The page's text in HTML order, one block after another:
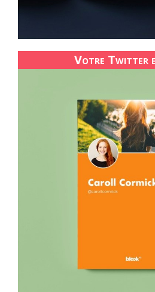
Votre Twitter